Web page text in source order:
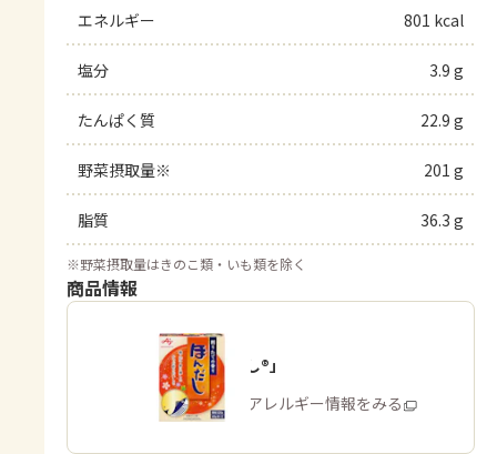
エネルギー 801 kcal
塩分 3.9 g
たんぱく質 22.9 g
野菜摂取量※ 201 g
脂質 36.3 g
※野菜摂取量はきのこ類・いも類を除く
商品情報
「ほんだし®」
商品・アレルギー情報をみる